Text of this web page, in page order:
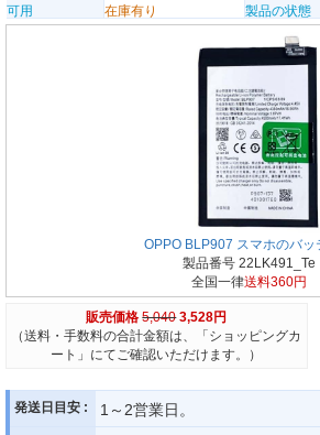
可用
在庫有り 製品の状態
OPPO BLP907 スマホのバッ
製品番号 22LK491_Te
全国一律送料360円
販売価格 5,040 3,528円
（送料・手数料の合計金額は、「ショッピングカ
ート」にてご確認いただけます。）
発送日目安 : 1～2営業日。